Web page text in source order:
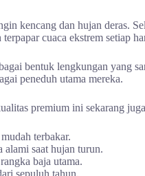
kencang dan hujan deras.
cuaca ekstrem setiap
bentuk lengkungan yang
peneduh utama mereka.
premium ini sekarang
terbakar.
alami saat hujan turun.
baja utama.